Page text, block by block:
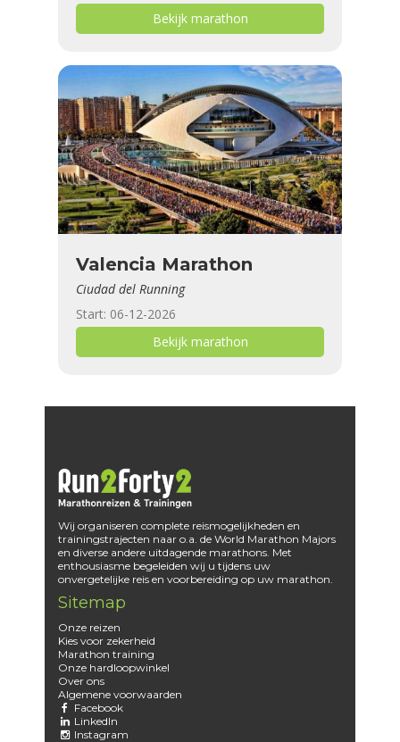
Bekijk marathon
Valencia Marathon
Ciudad del Running
Start: 06-12-2026
Bekijk marathon
Wij organiseren complete reismogelijkheden en
trainingstrajecten naar o.a. de World Marathon Majors
en diverse andere uitdagende marathons. Met
enthousiasme begeleiden wij u tijdens uw
onvergetelijke reis en voorbereiding op uw marathon.
Sitemap
Onze reizen
Kies voor zekerheid
Marathon training
Onze hardloopwinkel
Over ons
Algemene voorwaarden
Facebook
LinkedIn
Instagram